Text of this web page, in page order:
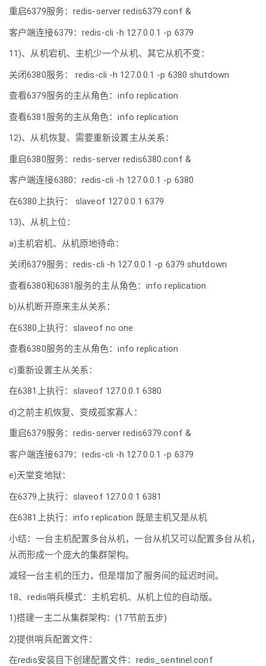
重启6379服务：redis-server redis6379.conf &
客户端连接6379：redis-cli -h 127.0.0.1 -p 6379
11)、从机宕机、主机少一个从机、其它从机不变：
关闭6380服务： redis-cli -h 127.0.0.1 -p 6380 shutdown
查看6379服务的主从角色：info replication
查看6381服务的主从角色：info replication
12)、从机恢复、需要重新设置主从关系：
重启6380服务：redis-server redis6380.conf &
客户端连接6380：redis-cli -h 127.0.0.1 -p 6380
在6380上执行： slaveof 127.0.0.1 6379
13)、从机上位：
a)主机宕机、从机原地待命：
关闭6379服务：redis-cli -h 127.0.0.1 -p 6379 shutdown
查看6380和6381服务的主从角色：info replication
b)从机断开原来主从关系：
在6380上执行：slaveof no one
查看6380服务的主从角色：info replication
c)重新设置主从关系：
在6381上执行：slaveof 127.0.0.1 6380
d)之前主机恢复、变成孤家寡人：
重启6379服务：redis-server redis6379.conf &
客户端连接6379：redis-cli -h 127.0.0.1 -p 6379
e)天堂变地狱：
在6379上执行：slaveof 127.0.0.1 6381
在6381上执行：info replication 既是主机又是从机
小结：一台主机配置多台从机，一台从机又可以配置多台从机，
从而形成一个庞大的集群架构。
减轻一台主机的压力，但是增加了服务间的延迟时间。
18、redis哨兵模式：主机宕机、从机上位的自动版。
1)搭建一主二从集群架构：(17节前五步)
2)提供哨兵配置文件：
在redis安装目下创建配置文件：redis_sentinel.conf